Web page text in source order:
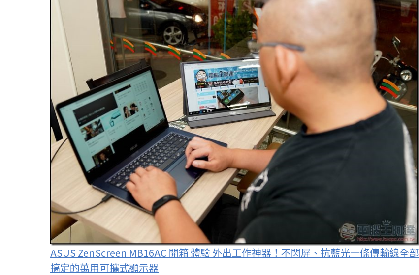
ASUS ZenScreen MB16AC 開箱 體驗 外出工作神器！不閃屏、抗藍光一條傳輸線全部
搞定的萬用可攜式顯示器